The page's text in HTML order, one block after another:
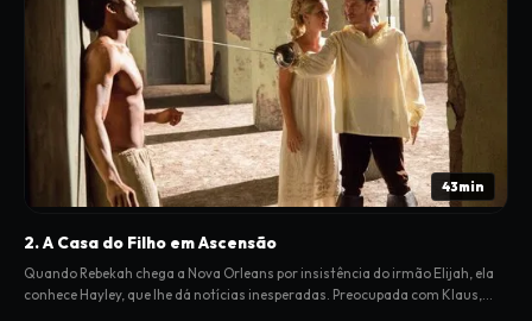
43min
2. A Casa do Filho em Ascensão
Quando Rebekah chega a Nova Orleans por insistência do irmão Elijah, ela
conhece Hayley, que lhe dá notícias inesperadas. Preocupada com Klaus,